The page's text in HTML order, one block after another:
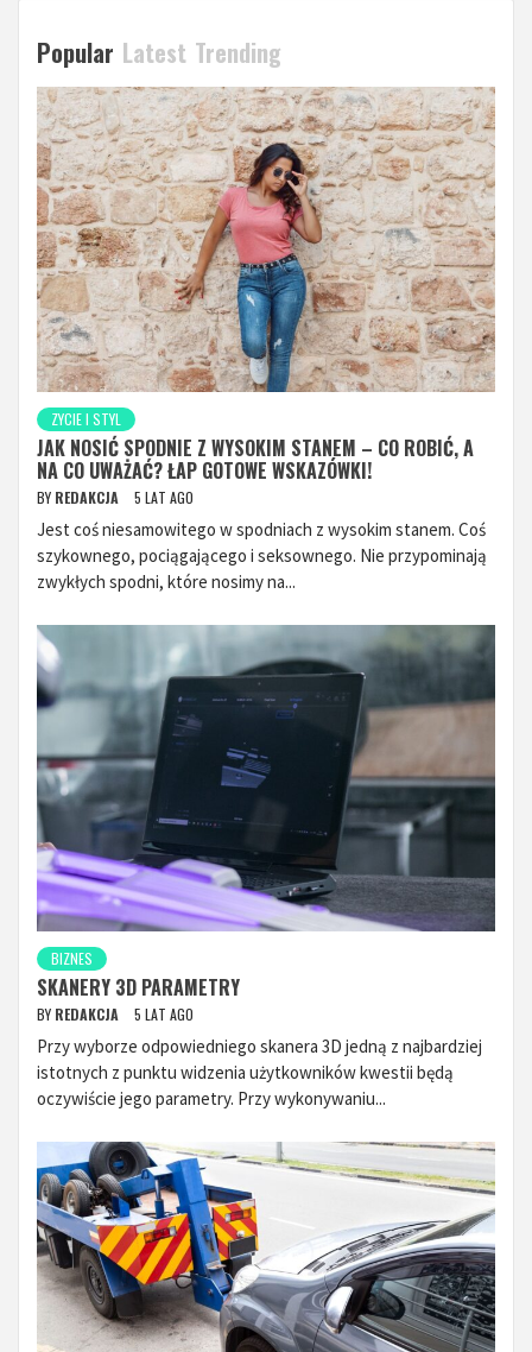
Popular Latest Trending
ZYCIE I STYL
JAK NOSIĆ SPODNIE Z WYSOKIM STANEM – CO ROBIĆ, A
NA CO UWAŻAĆ? ŁAP GOTOWE WSKAZÓWKI!
BY REDAKCJA 5 LAT AGO
Jest coś niesamowitego w spodniach z wysokim stanem. Coś
szykownego, pociągającego i seksownego. Nie przypominają
zwykłych spodni, które nosimy na...
BIZNES
SKANERY 3D PARAMETRY
BY REDAKCJA 5 LAT AGO
Przy wyborze odpowiedniego skanera 3D jedną z najbardziej
istotnych z punktu widzenia użytkowników kwestii będą
oczywiście jego parametry. Przy wykonywaniu...